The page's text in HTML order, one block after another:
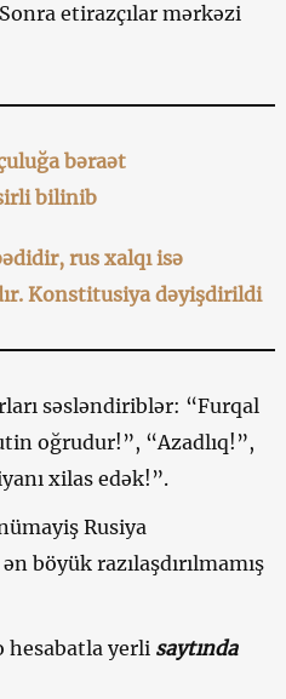
etirazçılar mərkəzi
bəraət
bilinib
rus xalqı isə
Konstitusiya dəyişdirildi
səsləndiriblər: “Furqal
oğrudur!”, “Azadlıq!”,
xilas edək!”.
Rusiya
böyük razılaşdırılmamış
hesabatla yerli saytında